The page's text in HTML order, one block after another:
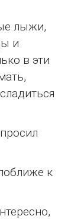
лыжи,
и
в эти
к